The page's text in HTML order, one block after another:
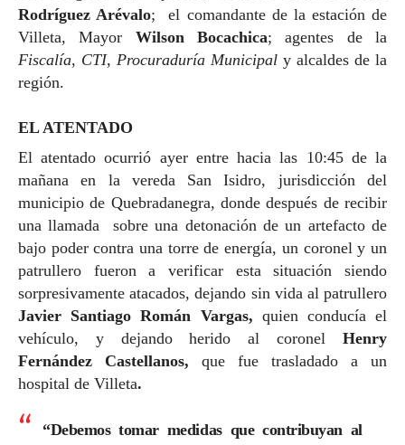
Rodríguez Arévalo; el comandante de la estación de
Villeta, Mayor Wilson Bocachica; agentes de la
Fiscalía, CTI, Procuraduría Municipal y alcaldes de la
región.
EL ATENTADO
El atentado ocurrió ayer entre hacia las 10:45 de la
mañana en la vereda San Isidro, jurisdicción del
municipio de Quebradanegra, donde después de recibir
una llamada sobre una detonación de un artefacto de
bajo poder contra una torre de energía, un coronel y un
patrullero fueron a verificar esta situación siendo
sorpresivamente atacados, dejando sin vida al patrullero
Javier Santiago Román Vargas, quien conducía el
vehículo, y dejando herido al coronel Henry
Fernández Castellanos, que fue trasladado a un
hospital de Villeta.
“Debemos tomar medidas que contribuyan al